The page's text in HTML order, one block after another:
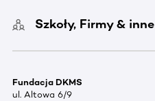
Szkoły, Firmy & inne
Fundacja DKMS
ul. Altowa 6/9